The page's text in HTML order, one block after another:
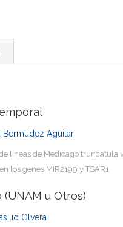
Bermúdez Aguilar
líneas de Medicago truncatula
los genes MIR2199 y TSAR1
u Otros)
Olvera